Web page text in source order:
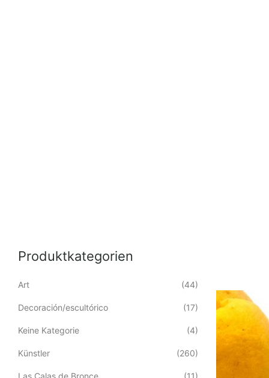
Produktkategorien
Art (44)
Decoración/escultórico (17)
Keine Kategorie (4)
Künstler (260)
Las Calas de Bronce (11)